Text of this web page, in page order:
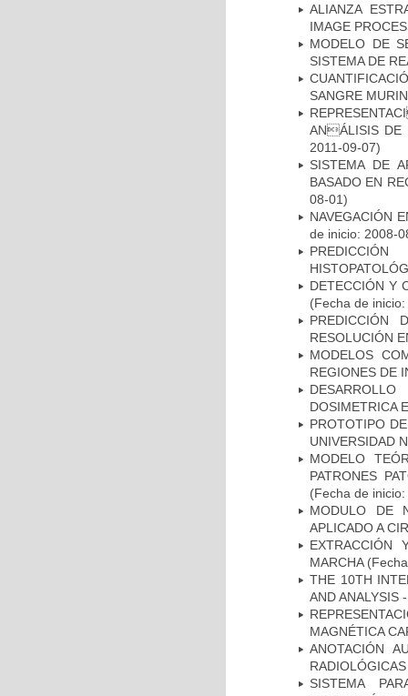
ALIANZA
IMAGE
MODELO DE
SISTEMA DE
SANGRE
ANÁLISIS DE
2011-09-07)
SISTEMA DE
BASADO EN
08-01)
NAVEGACIÓN
de inicio: 2008-
DETECCIÓN Y
(Fecha de
PREDICCIÓN
RESOLUCIÓN
MODELOS
REGIONES DE
DOSIMETRICA
PROTOTIPO
UNIVERSIDAD
MODELO
PATRONES
(Fecha de
MODULO DE
APLICADO A
EXTRACCIÓN
MARCHA
THE 10TH
AND ANALYSIS
MAGNÉTICA
ANOTACIÓN
SISTEMA